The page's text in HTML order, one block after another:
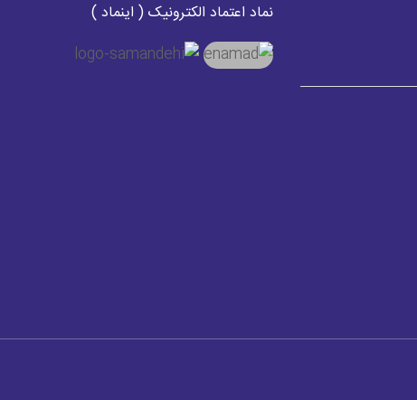
نماد اعتماد الکترونیک ( اینماد )